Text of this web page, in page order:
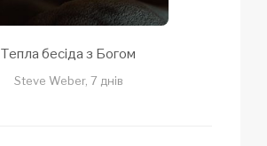
Тепла бесіда з Богом
Steve Weber, 7 днів